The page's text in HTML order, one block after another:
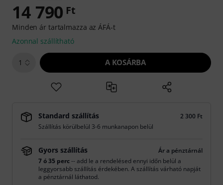
14 790 Ft
Minden ár tartalmazza az ÁFÁ-t
Azonnal szállítható
1 A KOSÁRBA
Standard szállítás
2 300 Ft
Szállítás körülbelül 3-6 munkanapon belül
Gyors szállítás
Ár a pénztárnál
7 ó 35 perc-- add le a rendelésed ennyi időn belül a
leggyorsabb szállítás érdekében. A szállítás várható napját
a pénztárnál láthatod.